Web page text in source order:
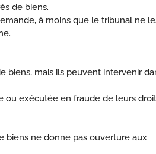
de biens.
à moins que le tribunal ne
biens, mais ils peuvent intervenir
ou exécutée en fraude de leurs
biens ne donne pas ouverture aux